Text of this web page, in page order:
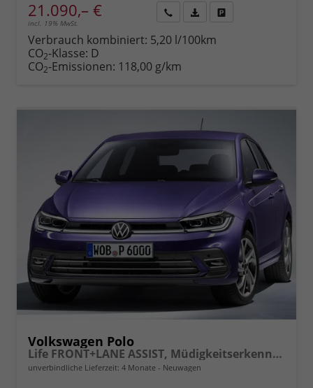
21.090,– €
incl. 19% MwSt.
anfordern
Datei,
Verbrauch kombiniert: 5,20 l/100km
CO2-Klasse: D
CO2-Emissionen: 118,00 g/km
Volkswagen Polo
Life FRONT+LANE ASSIST, Müdigkeitserkennung, Berganfahrassistent, ISOFIX, eCall, LED, Digital Cockpit, App Connect, CLIMATIC, 15" ALU uvm.
unverbindliche Lieferzeit: 4 Monate Neuwagen